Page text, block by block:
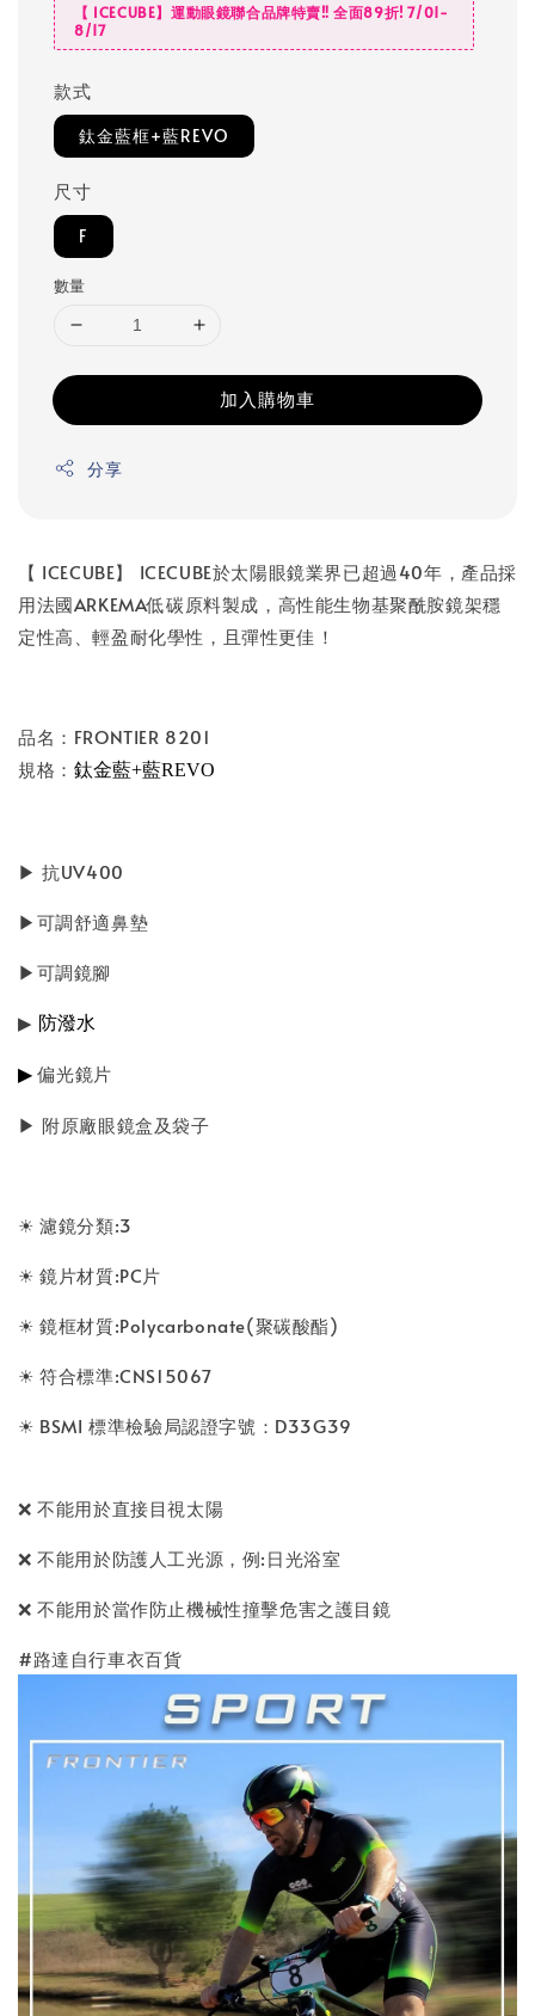
【 ICECUBE】運動眼鏡聯合品牌特賣‼️ 全面89折! 7/01-
8/17
款式
鈦金藍框+藍REVO
尺寸
F
數量
加入購物車
分享
【 ICECUBE】 ICECUBE於太陽眼鏡業界已超過40年，產品採
用法國ARKEMA低碳原料製成，高性能生物基聚酰胺鏡架穩
定性高、輕盈耐化學性，且彈性更佳！
品名：FRONTIER 8201
規格： 鈦金藍+藍REVO
▶ 抗UV400
▶可調舒適鼻墊
▶可調鏡腳
▶ 防潑水
▶偏光鏡片
▶ 附原廠眼鏡盒及袋子
☀ 濾鏡分類:3
☀ 鏡片材質:PC片
☀ 鏡框材質:Polycarbonate(聚碳酸酯)
☀ 符合標準:CNS15067
☀ BSMI 標準檢驗局認證字號：D33G39
❌ 不能用於直接目視太陽
❌ 不能用於防護人工光源，例:日光浴室
❌ 不能用於當作防止機械性撞擊危害之護目鏡
#路達自行車衣百貨